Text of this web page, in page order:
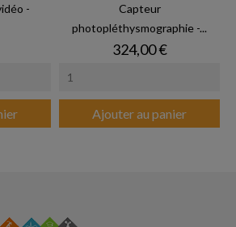
-
Capteur
photopléthysmographie -...
Prix
324,00 €
Ajouter au panier